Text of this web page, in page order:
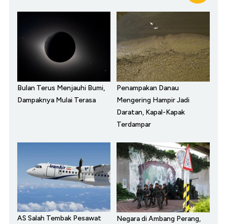
Bulan Terus Menjauhi Bumi,
Dampaknya Mulai Terasa
Penampakan Danau
Mengering Hampir Jadi
Daratan, Kapal-Kapak
Terdampar
AS Salah Tembak Pesawat
Negara di Ambang Perang,